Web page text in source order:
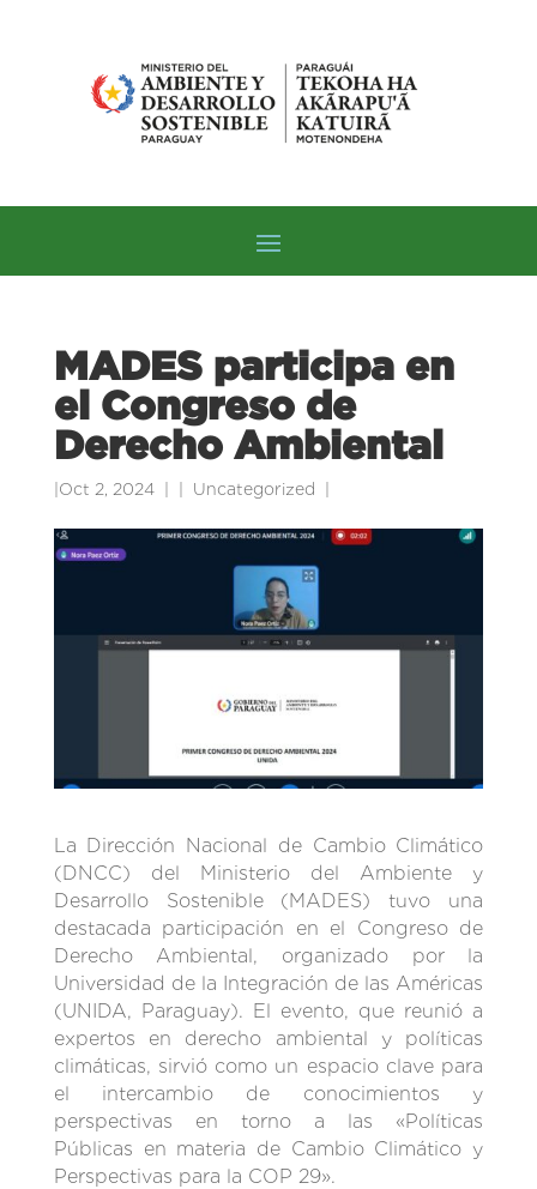
MADES participa en
el Congreso de
Derecho Ambiental
Oct 2, 2024 Uncategorized
La Dirección Nacional de Cambio Climático
(DNCC) del Ministerio del Ambiente y
Desarrollo Sostenible (MADES) tuvo una
destacada participación en el Congreso de
Derecho Ambiental, organizado por la
Universidad de la Integración de las Américas
(UNIDA, Paraguay). El evento, que reunió a
expertos en derecho ambiental y políticas
climáticas, sirvió como un espacio clave para
el intercambio de conocimientos y
perspectivas en torno a las «Políticas
Públicas en materia de Cambio Climático y
Perspectivas para la COP 29».